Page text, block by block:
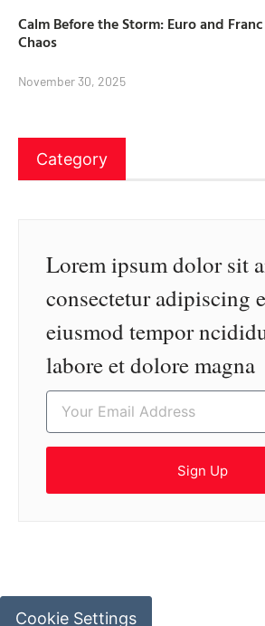
Calm Before the Storm: Euro and
Chaos
November 30, 2025
Category
Lorem ipsum dolor sit
consectetur adipiscing
eiusmod tempor
labore et dolore magna
Sign Up
Cookie Settings